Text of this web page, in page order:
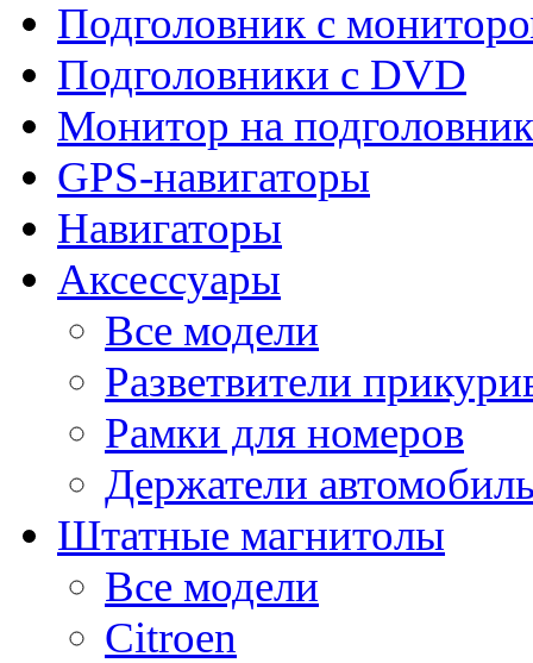
Подголовник с
Подголовники с DVD
Монитор на подголовник
GPS-навигаторы
Навигаторы
Аксессуары
Все модели
Разветвители
Рамки для номеров
Держатели
Штатные магнитолы
Все модели
Citroen